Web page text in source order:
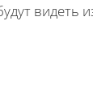
видеть